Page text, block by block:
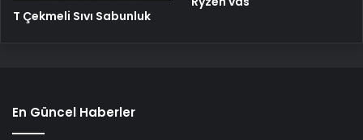
T Çekmeli Sıvı Sabunluk
En Güncel Haberler